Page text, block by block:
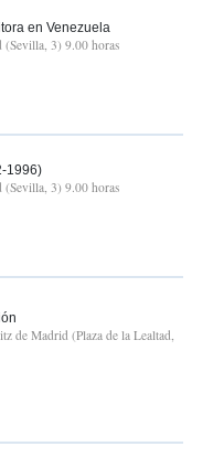
en Venezuela
(Sevilla, 3) 9.00 horas
1996)
(Sevilla, 3) 9.00 horas
de Madrid (Plaza de la Lealtad,